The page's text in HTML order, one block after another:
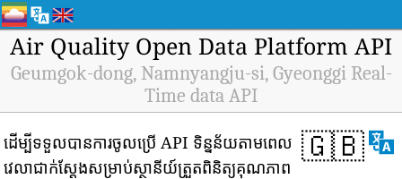
Air Quality Open Data Platform API
Geumgok-dong, Namnyangju-si, Gyeonggi Real-
Time data API
🇬🇧
ដើម្បីទទួលបានការចូលប្រើ API ទិន្នន័យតាមពេល
វេលាជាក់ស្តែងសម្រាប់ស្ថានីយ៍ត្រួតពិនិត្យគុណភាព